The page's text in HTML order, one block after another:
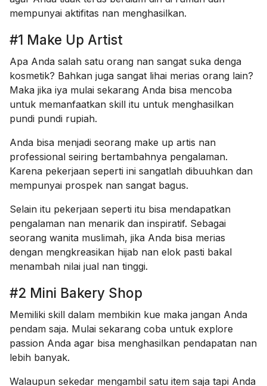
mempunyai aktifitas nan menghasilkan.
#1 Make Up Artist
Apa Anda salah satu orang nan sangat suka denga
kosmetik? Bahkan juga sangat lihai merias orang lain?
Maka jika iya mulai sekarang Anda bisa mencoba
untuk memanfaatkan skill itu untuk menghasilkan
pundi pundi rupiah.
Anda bisa menjadi seorang make up artis nan
professional seiring bertambahnya pengalaman.
Karena pekerjaan seperti ini sangatlah dibuuhkan dan
mempunyai prospek nan sangat bagus.
Selain itu pekerjaan seperti itu bisa mendapatkan
pengalaman nan menarik dan inspiratif. Sebagai
seorang wanita muslimah, jika Anda bisa merias
dengan mengkreasikan hijab nan elok pasti bakal
menambah nilai jual nan tinggi.
#2 Mini Bakery Shop
Memiliki skill dalam membikin kue maka jangan Anda
pendam saja. Mulai sekarang coba untuk explore
passion Anda agar bisa menghasilkan pendapatan nan
lebih banyak.
Walaupun sekedar mengambil satu item saja tapi Anda